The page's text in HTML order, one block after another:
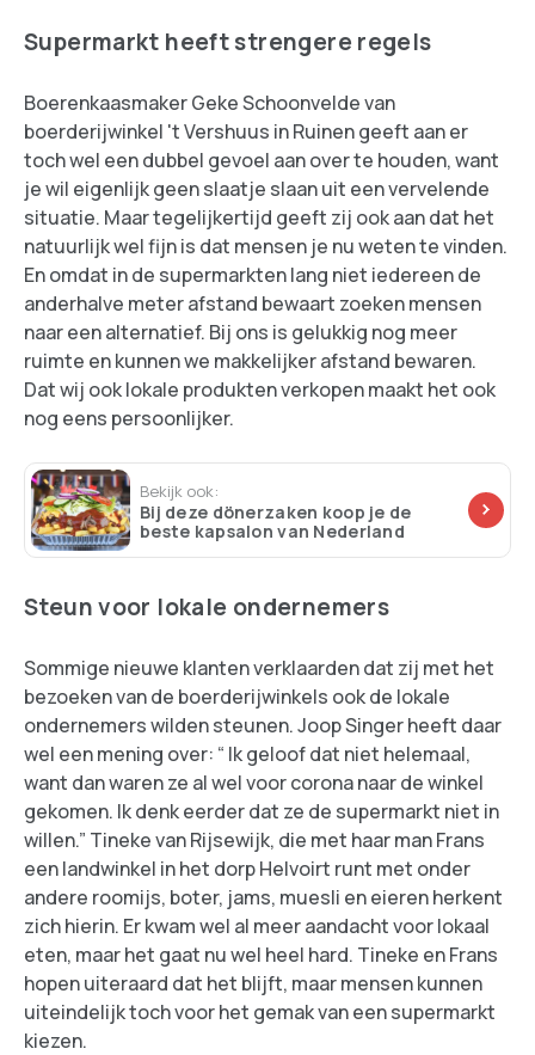
Supermarkt heeft strengere regels
Boerenkaasmaker Geke Schoonvelde van
boerderijwinkel 't Vershuus in Ruinen geeft aan er
toch wel een dubbel gevoel aan over te houden, want
je wil eigenlijk geen slaatje slaan uit een vervelende
situatie. Maar tegelijkertijd geeft zij ook aan dat het
natuurlijk wel fijn is dat mensen je nu weten te vinden.
En omdat in de supermarkten lang niet iedereen de
anderhalve meter afstand bewaart zoeken mensen
naar een alternatief. Bij ons is gelukkig nog meer
ruimte en kunnen we makkelijker afstand bewaren.
Dat wij ook lokale produkten verkopen maakt het ook
nog eens persoonlijker.
Bekijk ook:
Bij deze dönerzaken koop je de
beste kapsalon van Nederland
Steun voor lokale ondernemers
Sommige nieuwe klanten verklaarden dat zij met het
bezoeken van de boerderijwinkels ook de lokale
ondernemers wilden steunen. Joop Singer heeft daar
wel een mening over: “ Ik geloof dat niet helemaal,
want dan waren ze al wel voor corona naar de winkel
gekomen. Ik denk eerder dat ze de supermarkt niet in
willen.” Tineke van Rijsewijk, die met haar man Frans
een landwinkel in het dorp Helvoirt runt met onder
andere roomijs, boter, jams, muesli en eieren herkent
zich hierin. Er kwam wel al meer aandacht voor lokaal
eten, maar het gaat nu wel heel hard. Tineke en Frans
hopen uiteraard dat het blijft, maar mensen kunnen
uiteindelijk toch voor het gemak van een supermarkt
kiezen.